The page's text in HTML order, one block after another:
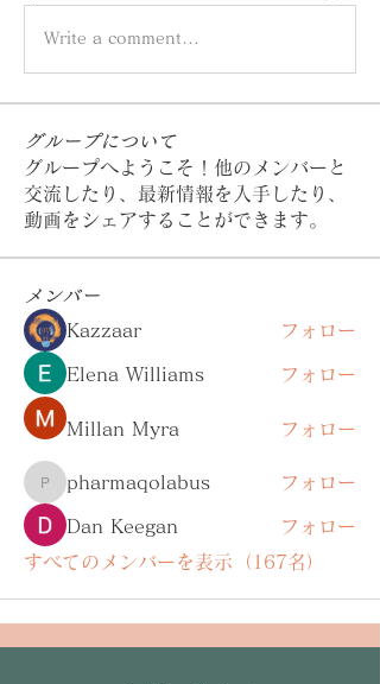
Write a comment...
グループについて
グループへようこそ！他のメンバーと
交流したり、最新情報を入手したり、
動画をシェアすることができます。
メンバー
Kazzaar
フォロー
Elena Williams フォロー
Millan Myra フォロー
pharmaqolabus
pharmaqolabus フォロー
Dan Keegan
フォロー
すべてのメンバーを表示（167名）